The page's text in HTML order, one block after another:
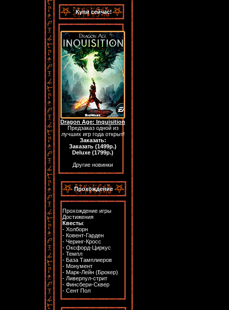
Купи сейчас!
Dragon Age: Inquisition
Предзаказ одной из
лучших игр года открыт!
Заказать:
Заказать (1499р.)
Deluxe (1799р.)
Другие новинки
Прохождение
Прохождение игры
Достижения
Квесты:
- Холборн
- Ковент-Гарден
- Черинг-Кросс
- Оксфорд-Циркус
- Темпл
- База Тамплиеров
- Монумент
- Марк-Лейн (Брокер)
- Ливерпул-стрит
- Финсбери-Сквер
- Сент Пол